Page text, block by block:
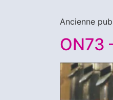
Ancienne
ON73